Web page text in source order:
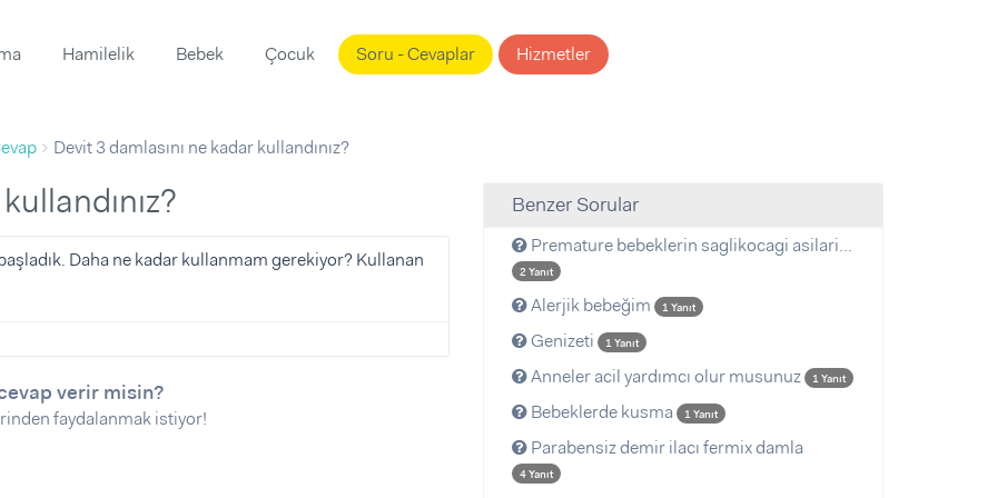
Hamilelik Bebek Çocuk Soru - Cevaplar Hizmetler
Devit 3 damlasını ne kadar kullandınız?
Daha ne kadar kullanmam gerekiyor? Kullanan
verir misin?
faydalanmak istiyor!
Benzer Sorular
Premature bebeklerin saglikocagi asilari...
2 Yanıt
Alerjik bebeğim 1 Yanıt
Genizeti 1 Yanıt
Anneler acil yardımcı olur musunuz 1 Yanıt
Bebeklerde kusma 1 Yanıt
Parabensiz demir ilacı fermix damla
4 Yanıt